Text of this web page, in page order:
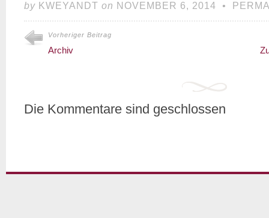
by KWEYANDT on NOVEMBER 6, 2014 •
Vorheriger Beitrag
Archiv
Die Kommentare sind geschlossen